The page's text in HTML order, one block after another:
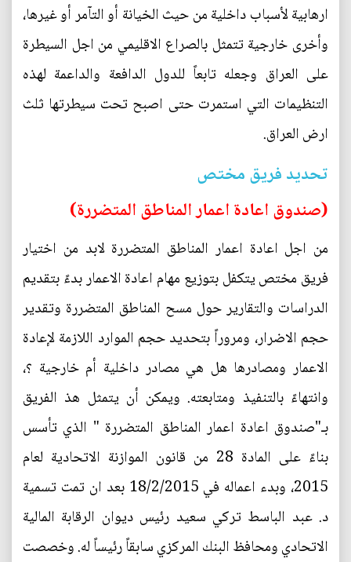
ارهابية لأسباب داخلية من حيث الخيانة أو التآمر أو غيرها،
وأخرى خارجية تتمثل بالصراع الاقليمي من اجل السيطرة
على العراق وجعله تابعاً للدول الدافعة والداعمة لهذه
التنظيمات التي استمرت حتى اصبح تحت سيطرتها ثلث
ارض العراق.
تحديد فريق مختص
(صندوق اعادة اعمار المناطق المتضررة)
من اجل اعادة اعمار المناطق المتضررة لابد من اختيار
فريق مختص يتكفل بتوزيع مهام اعادة الاعمار بدءً بتقديم
الدراسات والتقارير حول مسح المناطق المتضررة وتقدير
حجم الاضرار، ومروراً بتحديد حجم الموارد اللازمة لإعادة
الاعمار ومصادرها هل هي مصادر داخلية أم خارجية ؟،
وانتهاءً بالتنفيذ ومتابعته. ويمكن أن يتمثل هذ الفريق
بـ"صندوق اعادة اعمار المناطق المتضررة " الذي تأسس
بناءً على المادة 28 من قانون الموازنة الاتحادية لعام
2015، وبدء اعماله في 18/2/2015 بعد ان تمت تسمية
د. عبد الباسط تركي سعيد رئيس ديوان الرقابة المالية
الاتحادي ومحافظ البنك المركزي سابقاً رئيساً له. وخصصت